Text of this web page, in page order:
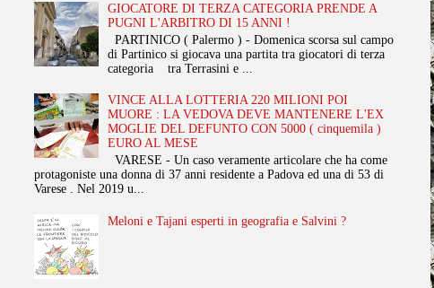
GIOCATORE DI TERZA CATEGORIA PRENDE A
PUGNI L'ARBITRO DI 15 ANNI !
PARTINICO ( Palermo ) - Domenica scorsa sul campo
di Partinico si giocava una partita tra giocatori di terza
categoria tra Terrasini e ...
VINCE ALLA LOTTERIA 220 MILIONI POI
MUORE : LA VEDOVA DEVE MANTENERE L'EX
MOGLIE DEL DEFUNTO CON 5000 ( cinquemila )
EURO AL MESE
VARESE - Un caso veramente articolare che ha come
protagoniste una donna di 37 anni residente a Padova ed una di 53 di
Varese . Nel 2019 u...
Meloni e Tajani esperti in geografia e Salvini ?